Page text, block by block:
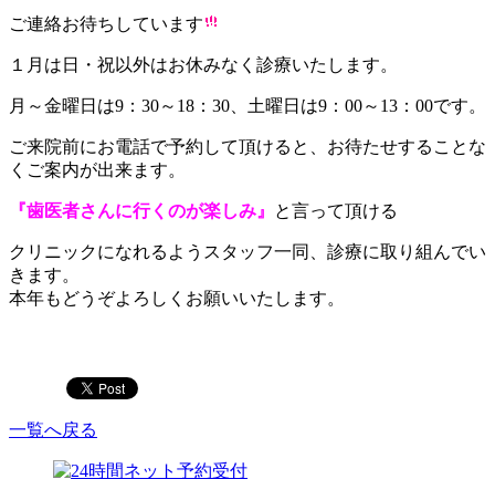
ご連絡お待ちしています
１月は日・祝以外はお休みなく診療いたします。
月～金曜日は9：30～18：30、土曜日は9：00～13：00です。
ご来院前にお電話で予約して頂けると、お待たせすることな
くご案内が出来ます。
『歯医者さんに行くのが楽しみ』 と言って頂ける
クリニックになれるようスタッフ一同、診療に取り組んでい
きます。
本年もどうぞよろしくお願いいたします。
一覧へ戻る